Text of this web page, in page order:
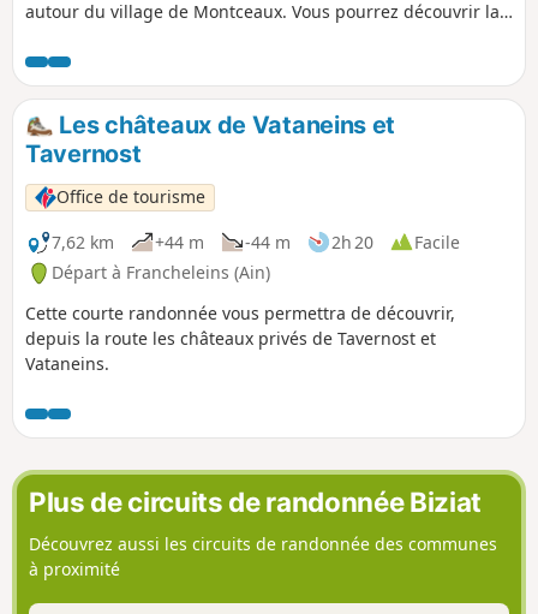
autour du village de Montceaux. Vous pourrez découvrir la
moulin à huile.
Les châteaux de Vataneins et
Tavernost
Office de tourisme
7,62 km
+44 m -44 m 2h 20
Facile
Départ à Francheleins (Ain)
Cette courte randonnée vous permettra de découvrir,
depuis la route les châteaux privés de Tavernost et
Vataneins.
Plus de circuits de randonnée Biziat
Découvrez aussi les circuits de randonnée des communes
à proximité